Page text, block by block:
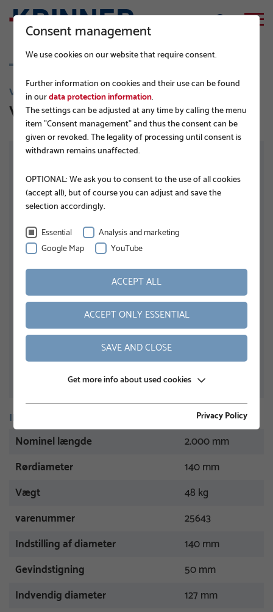
V 140
V 140x6,3x2000 PT
INFORMATION
Nominel længde
2.000 mm
Rørdiameter
140 mm
Vægt
48 kg
varenummer
25643
Indstilling af diameter
140 mm
Gevindstigning
50 mm
Indvendig diameter
127 mm
Consent management
We use cookies on our website that require consent.
Further information on cookies and their use can be found
in ourdata protection information.
The settings can be adjusted at any time by calling the menu
item "Consent management" and thus the consent can be
given or revoked. The legality of processing until consent is
withdrawn remains unaffected.
OPTIONAL: We ask you to consent to the use of all cookies
(accept all), but of course you can adjust and save the
selection accordingly.
Essential
Analysis and marketing
Google Map
YouTube
ACCEPT ALL
ACCEPT ONLY ESSENTIAL
SAVE AND CLOSE
Get more info about used cookies
Privacy Policy